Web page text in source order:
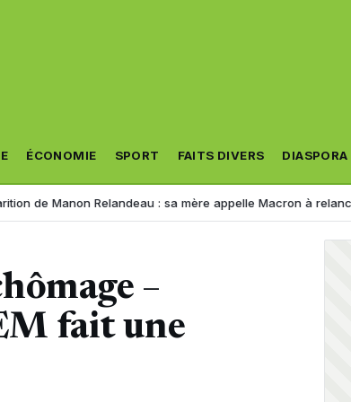
ÉCONOMIE SPORT FAITS DIVERS DIASPORA
Relandeau : sa mère appelle Macron à relancer la
–
fait une